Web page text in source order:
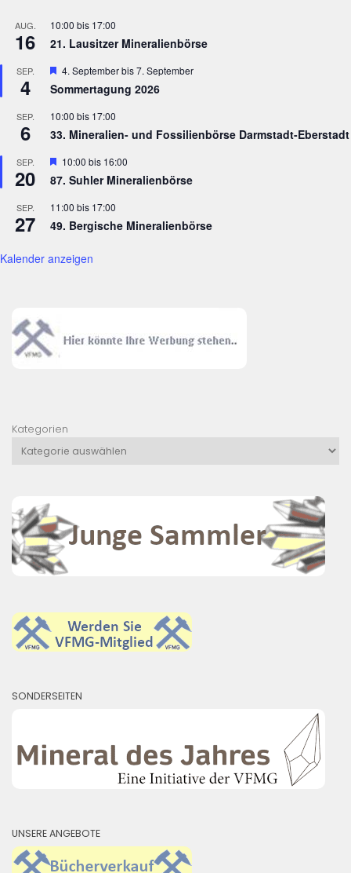
AUG.
16
10:00 bis 17:00
21. Lausitzer Mineralienbörse
SEP.
4
Hervorgehoben
4. Septemberbis7. September
Sommertagung 2026
SEP.
6
10:00 bis 17:00
33. Mineralien- und Fossilienbörse Darmstadt-Eberstadt
SEP.
20
Hervorgehoben
10:00 bis 16:00
87. Suhler Mineralienbörse
SEP.
27
11:00 bis 17:00
49. Bergische Mineralienbörse
Kalender anzeigen
Kategorien
SONDERSEITEN
UNSERE ANGEBOTE